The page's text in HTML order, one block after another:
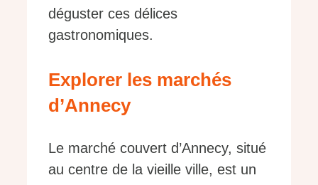
déguster ces délices
gastronomiques.
Explorer les marchés
d’Annecy
Le marché couvert d’Annecy, situé
au centre de la vieille ville, est un